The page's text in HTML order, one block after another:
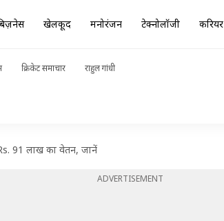
खेलकूद मनोरंजन टेक्नोलॉजी करियर
क्रिकेट समाचार राहुल गांधी
91 लाख का वेतन, जानें
ADVERTISEMENT